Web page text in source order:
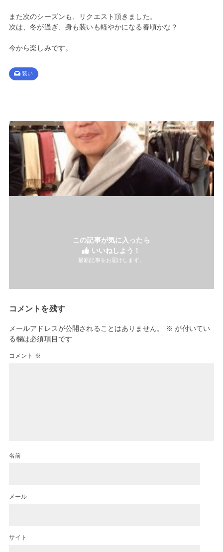
また次のシーズンも、リクエスト頂きました。
次は、冬が過ぎ、身も装いも軽やかになる春頃かな？
今から楽しみです。
装い
この記事が気に入ったら
いいねしよう！
最新記事をお届けします。
コメントを残す
メールアドレスが公開されることはありません。 ※ が付いてい
る欄は必須項目です
コメント ※
名前
メール
サイト